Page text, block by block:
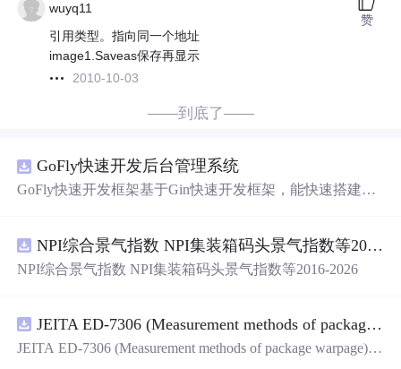
wuyq11
引用类型。指向同一个地址
image1.Saveas保存再显示
2010-10-03
赞
——到底了——
GoFly快速开发后台管理系统
GoFly快速开发框架基于Gin快速开发框架，能快速搭建应
管理后台等。api文档管理并一键生成api接口代码，一键生
成 CRUD前后端代码丰富组件，基于 Gin和 Vue3的Arco D
大道至简思想，接口单层设计，开发简单，极易上手、代
码可读性和可维护性好、得益于Go优秀性能框架性能和并
发都很优秀、需要硬件资源很小。
NPI综合景气指数 NPI集装箱码头景气指数等2016-2026
NPI综合景气指数 NPI集装箱码头景气指数等2016-2026
JEITA ED-7306 (Measurement methods of package warpage).pdf
JEITA ED-7306 (Measurement methods of package warpage).p